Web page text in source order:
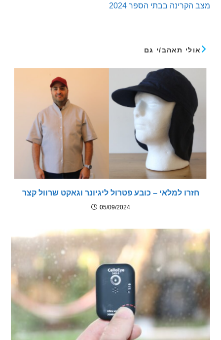
בבתי הספר 2024
תאהב/י גם
למלאי – כובע פטרול ליגיונר וגאקט שרוול קצר
05/09/2024